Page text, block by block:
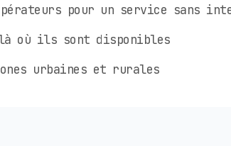
pour un service sans
là où ils sont disponibles
urbaines et rurales